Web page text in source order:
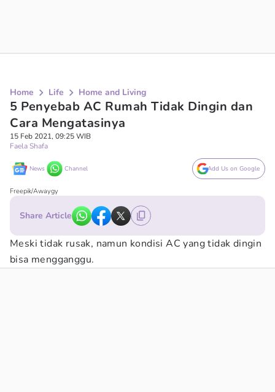
Home Life Home and Living
5 Penyebab AC Rumah Tidak Dingin dan
Cara Mengatasinya
15 Feb 2021, 09:25 WIB
Faela Shafa
News Channel Add Us on Google
Freepik/Awaygy
Share Article
Meski tidak rusak, namun kondisi AC yang tidak dingin
bisa mengganggu.